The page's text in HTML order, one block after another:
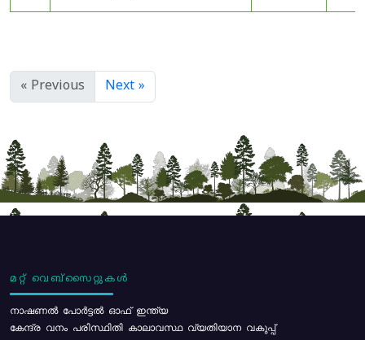
« Previous Next »
മറ്റ് വെബ്സൈറ്റുകൾ
നാഷണൽ പോർട്ടൽ ഓഫ് ഇന്ത്യ
കേന്ദ്ര വനം പരിസ്ഥിതി കാലാവസ്ഥ വ്യതിയാന വകുപ്പ്